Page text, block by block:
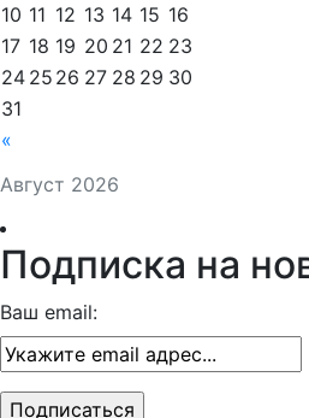
Август 2026
«
10 11 12 13 14 15 16
17 18 19 20 21 22 23
24 25 26 27 28 29 30
31
Подписка на
Ваш email: